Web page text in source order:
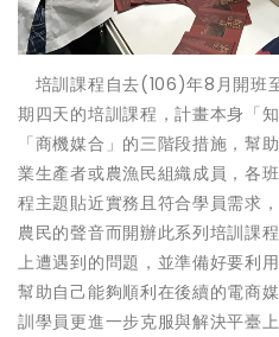
培訓課程自去(106)年8月開班
期四天的培訓課程，計畫本身「
「商機媒合」的三階段措施，幫
業生產者或農漁民組織成員，各
程主題貼近實務且符合學員需求
農民的聲音而開辦此系列培訓課
上遭遇到的問題，並準備好要利
幫助自己能夠順利在後續的電商
訓學員更進一步克服與解決平臺